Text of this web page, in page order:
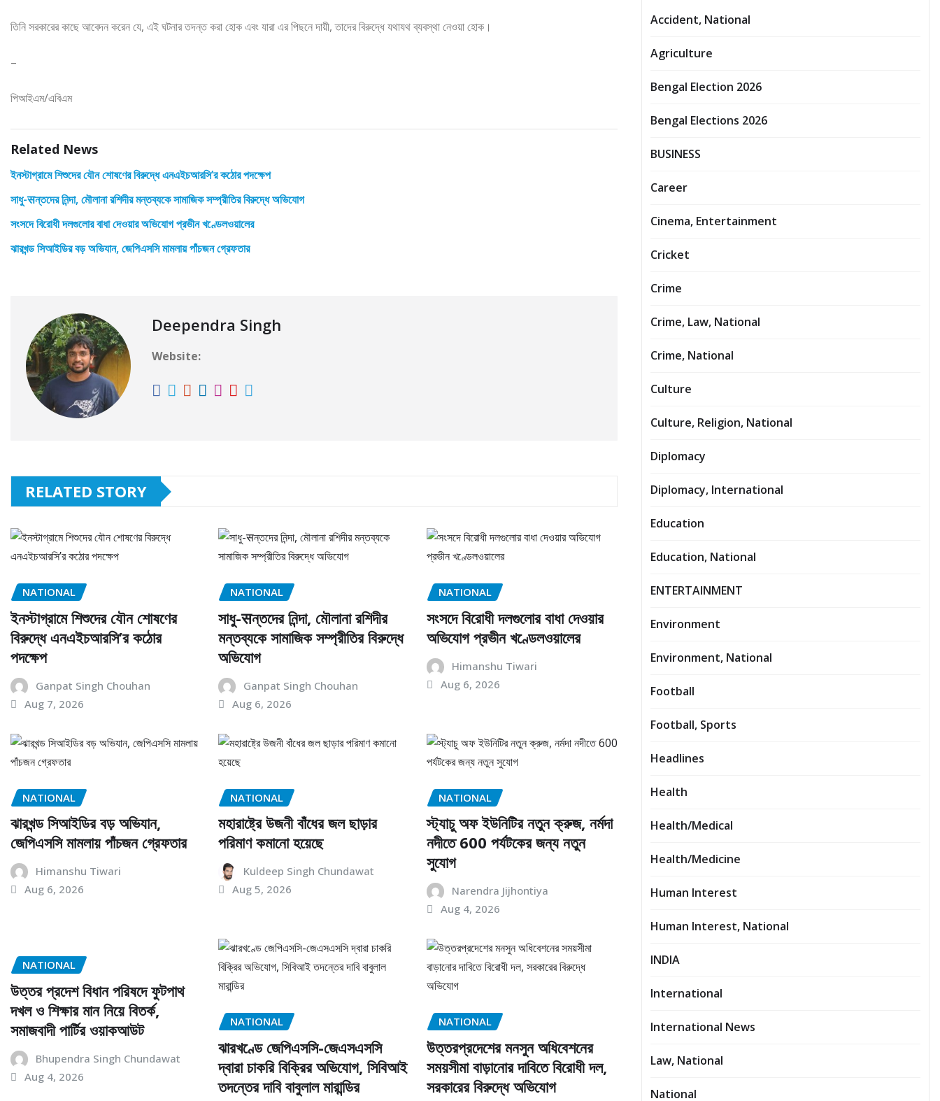
তিনি সরকারের কাছে আবেদন করেন যে, এই ঘটনার তদন্ত করা হোক এবং যারা এর পিছনে দায়ী, তাদের বিরুদ্ধে যথাযথ ব্যবস্থা নেওয়া হোক।
–
পিআইএম/এবিএম
Related News
ইনস্টাগ্রামে শিশুদের যৌন শোষণের বিরুদ্ধে এনএইচআরসি’র কঠোর পদক্ষেপ
সাধু-सন্তদের নিন্দা, মৌলানা রশিদীর মন্তব্যকে সামাজিক সম্প্রীতির বিরুদ্ধে অভিযোগ
সংসদে বিরোধী দলগুলোর বাধা দেওয়ার অভিযোগ প্রভীন খণ্ডেলওয়ালের
ঝারখন্ড সিআইডির বড় অভিযান, জেপিএসসি মামলায় পাঁচজন গ্রেফতার
Deependra Singh
Website:
RELATED STORY
NATIONAL
ইনস্টাগ্রামে শিশুদের যৌন শোষণের
বিরুদ্ধে এনএইচআরসি’র কঠোর
পদক্ষেপ
Ganpat Singh Chouhan
Aug 7, 2026
NATIONAL
সাধু-सন্তদের নিন্দা, মৌলানা রশিদীর
মন্তব্যকে সামাজিক সম্প্রীতির বিরুদ্ধে
অভিযোগ
Ganpat Singh Chouhan
Aug 6, 2026
NATIONAL
সংসদে বিরোধী দলগুলোর বাধা দেওয়ার
অভিযোগ প্রভীন খণ্ডেলওয়ালের
Himanshu Tiwari
Aug 6, 2026
NATIONAL
ঝারখন্ড সিআইডির বড় অভিযান,
জেপিএসসি মামলায় পাঁচজন গ্রেফতার
Himanshu Tiwari
Aug 6, 2026
NATIONAL
মহারাষ্ট্রে উজনী বাঁধের জল ছাড়ার
পরিমাণ কমানো হয়েছে
Kuldeep Singh Chundawat
Aug 5, 2026
NATIONAL
স্ট্যাচু অফ ইউনিটির নতুন ক্রুজ, নর্মদা
নদীতে 600 পর্যটকের জন্য নতুন
সুযোগ
Narendra Jijhontiya
Aug 4, 2026
NATIONAL
উত্তর প্রদেশ বিধান পরিষদে ফুটপাথ
দখল ও শিক্ষার মান নিয়ে বিতর্ক,
সমাজবাদী পার্টির ওয়াকআউট
Bhupendra Singh Chundawat
Aug 4, 2026
NATIONAL
ঝারখণ্ডে জেপিএসসি-জেএসএসসি
দ্বারা চাকরি বিক্রির অভিযোগ, সিবিআই
তদন্তের দাবি বাবুলাল মারান্ডির
NATIONAL
উত্তরপ্রদেশের মনসুন অধিবেশনের
সময়সীমা বাড়ানোর দাবিতে বিরোধী দল,
সরকারের বিরুদ্ধে অভিযোগ
Accident, National
Agriculture
Bengal Election 2026
Bengal Elections 2026
BUSINESS
Career
Cinema, Entertainment
Cricket
Crime
Crime, Law, National
Crime, National
Culture
Culture, Religion, National
Diplomacy
Diplomacy, International
Education
Education, National
ENTERTAINMENT
Environment
Environment, National
Football
Football, Sports
Headlines
Health
Health/Medical
Health/Medicine
Human Interest
Human Interest, National
INDIA
International
International News
Law, National
National